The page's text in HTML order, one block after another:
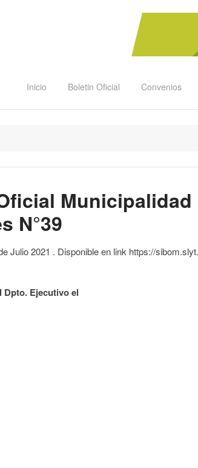
Inicio Boletin Oficial Convenios
Municipalidad
N°39
Julio 2021 . Disponible en link https://
Dpto. Ejecutivo el